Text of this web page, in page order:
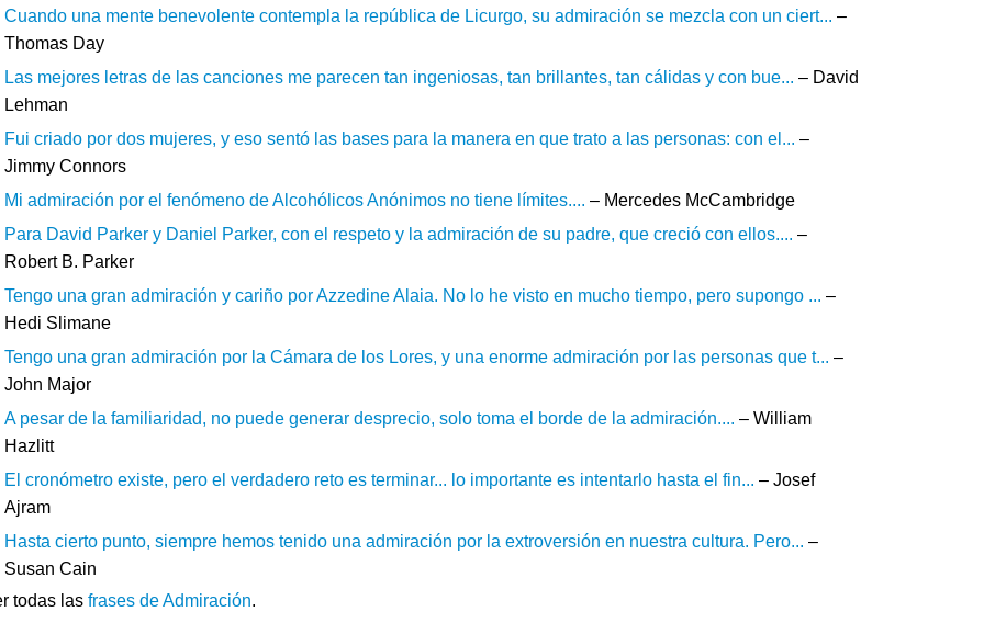
Cuando una mente benevolente contempla la república de Licurgo, su admiración se mezcla con un ciert... –
Thomas Day
Las mejores letras de las canciones me parecen tan ingeniosas, tan brillantes, tan cálidas y con bue... – David
Lehman
Fui criado por dos mujeres, y eso sentó las bases para la manera en que trato a las personas: con el... –
Jimmy Connors
Mi admiración por el fenómeno de Alcohólicos Anónimos no tiene límites.... – Mercedes McCambridge
Para David Parker y Daniel Parker, con el respeto y la admiración de su padre, que creció con ellos.... –
Robert B. Parker
Tengo una gran admiración y cariño por Azzedine Alaia. No lo he visto en mucho tiempo, pero supongo ... –
Hedi Slimane
Tengo una gran admiración por la Cámara de los Lores, y una enorme admiración por las personas que t... –
John Major
A pesar de la familiaridad, no puede generar desprecio, solo toma el borde de la admiración.... – William
Hazlitt
El cronómetro existe, pero el verdadero reto es terminar... lo importante es intentarlo hasta el fin... – Josef
Ajram
Hasta cierto punto, siempre hemos tenido una admiración por la extroversión en nuestra cultura. Pero... –
Susan Cain
todas las frases de Admiración.